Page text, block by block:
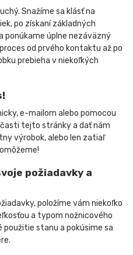
Snažíme sa klásť na
po získaní základných
ponúkame úplne nezáväzný
od prvého kontaktu až po
prebieha v niekoľkých
e-mailom alebo pomocou
tejto stránky a dať nám
výrobok, alebo len zatiaľ
požiadavky a
položíme vám niekoľko
a typom nožnicového
stanu a pokúsime sa